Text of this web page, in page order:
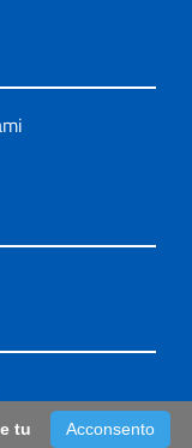
Acconsento
tu